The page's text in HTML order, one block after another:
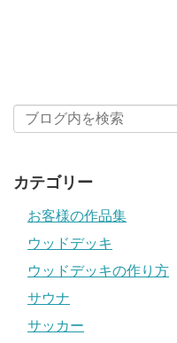
カテゴリー
お客様の作品集
ウッドデッキ
ウッドデッキの作り方
サウナ
サッカー